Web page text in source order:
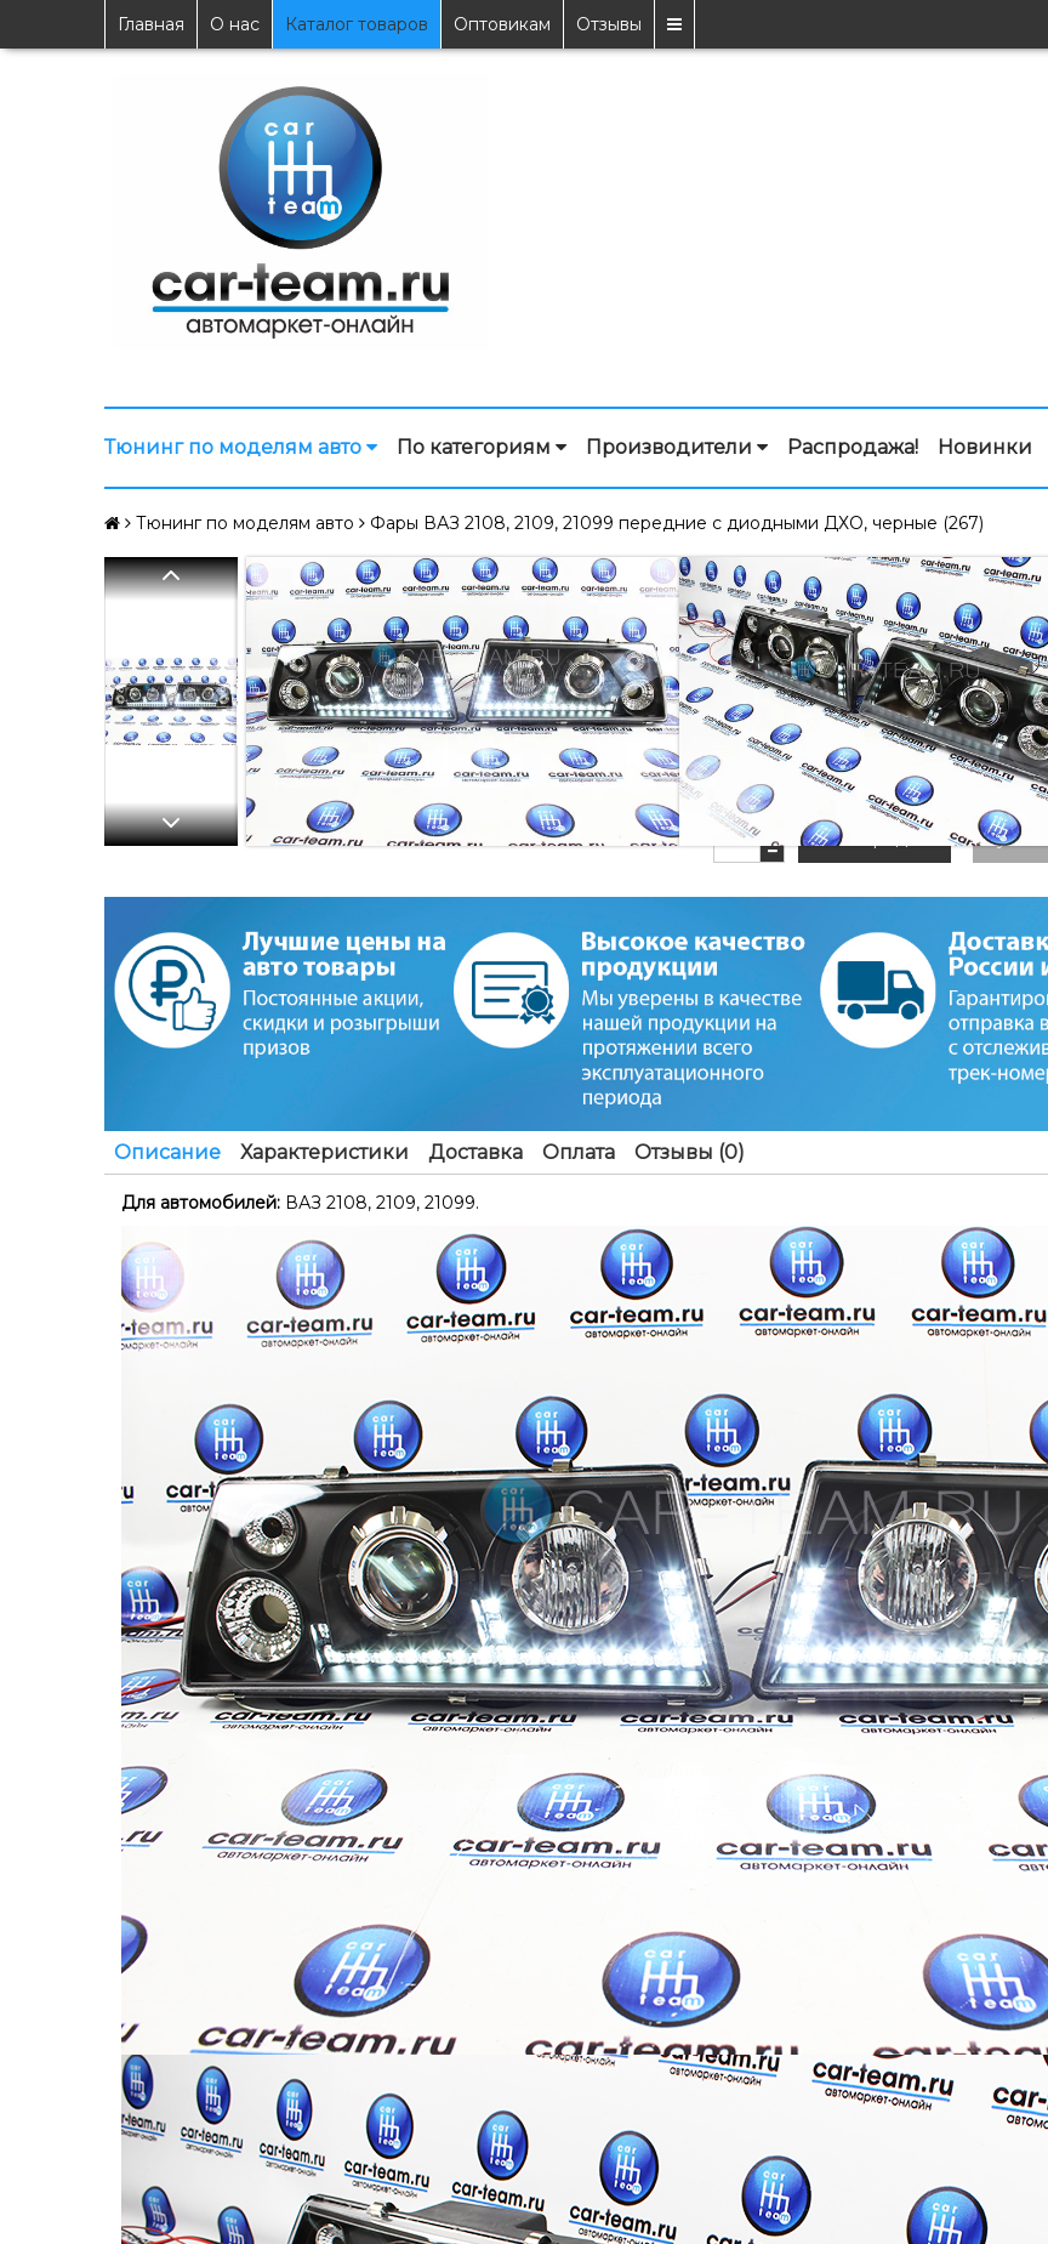
Главная О нас Каталог товаров Оптовикам Отзывы
Тюнинг по моделям авто По категориям Производители Распродажа! Новинки
Тюнинг по моделям авто Фары ВАЗ 2108, 2109, 21099 передние с диодными ДХО, черные (267)
ФАРЫ ВАЗ 2108, 2109,
Цена указана за комплект.
Артикул:104933371
Наличие: Нет в наличии
6 900 руб 6 400 руб
Распродано
Описание Характеристики Доставка Оплата Отзывы (0)
Для автомобилей: ВАЗ 2108, 2109, 21099.